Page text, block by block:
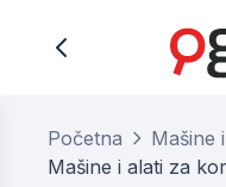
Početna
Mašine
Mašine i alati za